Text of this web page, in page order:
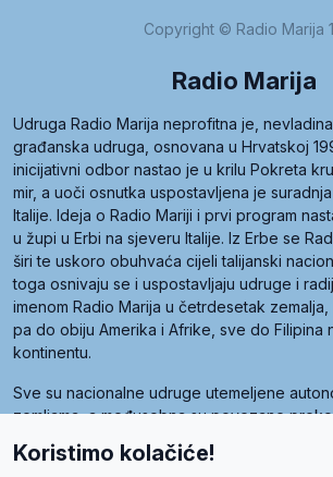
Copyright © Radio Marija
Radio Marija
Udruga Radio Marija neprofitna je,
građanska udruga, osnovana u Hrvatskoj
inicijativni odbor nastao je u krilu Pokreta
mir, a uoči osnutka uspostavljena je
Italije. Ideja o Radio Mariji i prvi program
u župi u Erbi na sjeveru Italije. Iz Erbe se
širi te uskoro obuhvaća cijeli talijanski
toga osnivaju se i uspostavljaju udruge i
imenom Radio Marija u četrdesetak
pa do obiju Amerika i Afrike, sve do Filipina
kontinentu.
Sve su nacionalne udruge utemeljene
zemljama, a međusobna su povezane
Radio Maria). Svjetsku obitelj utemeljilo je
Koristimo kolačiće!